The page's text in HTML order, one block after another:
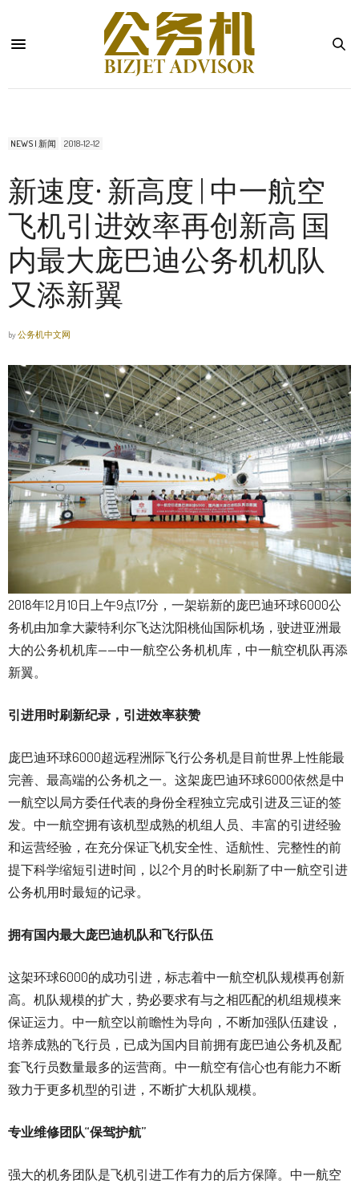
NEWS | 新闻 2018-12-12
新速度• 新高度 | 中一航空
飞机引进效率再创新高 国
内最大庞巴迪公务机机队
又添新翼
by公务机中文网
2018年12月10日上午9点17分，一架崭新的庞巴迪环球6000公
务机由加拿大蒙特利尔飞达沈阳桃仙国际机场，驶进亚洲最
大的公务机机库——中一航空公务机机库，中一航空机队再添
新翼。
引进用时刷新纪录，引进效率获赞
庞巴迪环球6000超远程洲际飞行公务机是目前世界上性能最
完善、最高端的公务机之一。这架庞巴迪环球6000依然是中
一航空以局方委任代表的身份全程独立完成引进及三证的签
发。中一航空拥有该机型成熟的机组人员、丰富的引进经验
和运营经验，在充分保证飞机安全性、适航性、完整性的前
提下科学缩短引进时间，以2个月的时长刷新了中一航空引进
公务机用时最短的记录。
拥有国内最大庞巴迪机队和飞行队伍
这架环球6000的成功引进，标志着中一航空机队规模再创新
高。机队规模的扩大，势必要求有与之相匹配的机组规模来
保证运力。中一航空以前瞻性为导向，不断加强队伍建设，
培养成熟的飞行员，已成为国内目前拥有庞巴迪公务机及配
套飞行员数量最多的运营商。中一航空有信心也有能力不断
致力于更多机型的引进，不断扩大机队规模。
专业维修团队“保驾护航”
强大的机务团队是飞机引进工作有力的后方保障。中一航空